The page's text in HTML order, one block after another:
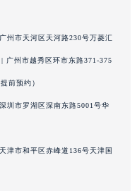
后服务中心（需提前预约）
后服务中心（需提前预约）
服务中心（需提前预约）
售后服务中心（需提前预约）
服务中心（需提前预约）
州市天河区天河路230号万菱汇
广州市越秀区环市东路371-375
前预约）
圳市罗湖区深南东路5001号华
津市和平区赤峰道136号天津国